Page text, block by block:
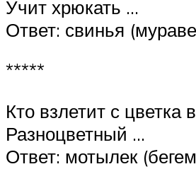
Учит хрюкать …
Ответ: свинья
*****
Кто взлетит с цветка
Разноцветный …
Ответ: мотылек